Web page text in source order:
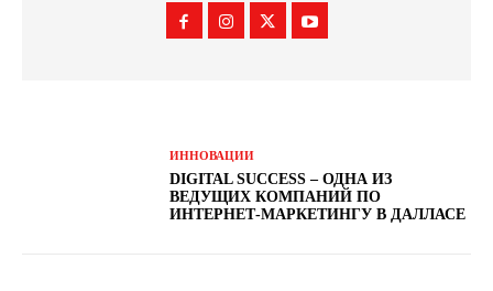
ИННОВАЦИИ
DIGITAL SUCCESS – ОДНА ИЗ
ВЕДУЩИХ КОМПАНИЙ ПО
ИНТЕРНЕТ-МАРКЕТИНГУ В ДАЛЛАСЕ